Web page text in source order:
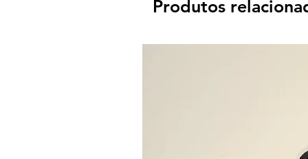
Produtos